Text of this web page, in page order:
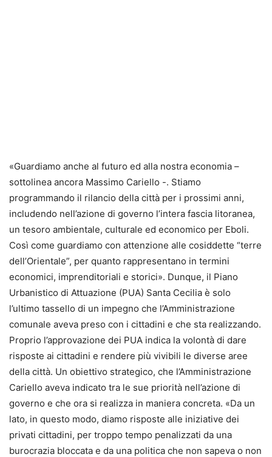
«Guardiamo anche al futuro ed alla nostra economia –
sottolinea ancora Massimo Cariello -. Stiamo
programmando il rilancio della città per i prossimi anni,
includendo nell’azione di governo l’intera fascia litoranea,
un tesoro ambientale, culturale ed economico per Eboli.
Così come guardiamo con attenzione alle cosiddette “terre
dell’Orientale”, per quanto rappresentano in termini
economici, imprenditoriali e storici». Dunque, il Piano
Urbanistico di Attuazione (PUA) Santa Cecilia è solo
l’ultimo tassello di un impegno che l’Amministrazione
comunale aveva preso con i cittadini e che sta realizzando.
Proprio l’approvazione dei PUA indica la volontà di dare
risposte ai cittadini e rendere più vivibili le diverse aree
della città. Un obiettivo strategico, che l’Amministrazione
Cariello aveva indicato tra le sue priorità nell’azione di
governo e che ora si realizza in maniera concreta. «Da un
lato, in questo modo, diamo risposte alle iniziative dei
privati cittadini, per troppo tempo penalizzati da una
burocrazia bloccata e da una politica che non sapeva o non